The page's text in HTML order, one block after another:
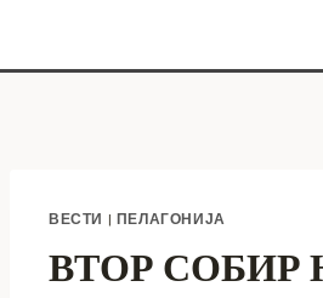
ВЕСТИ | ПЕЛАГОНИЈА
ВТОР СОБИР